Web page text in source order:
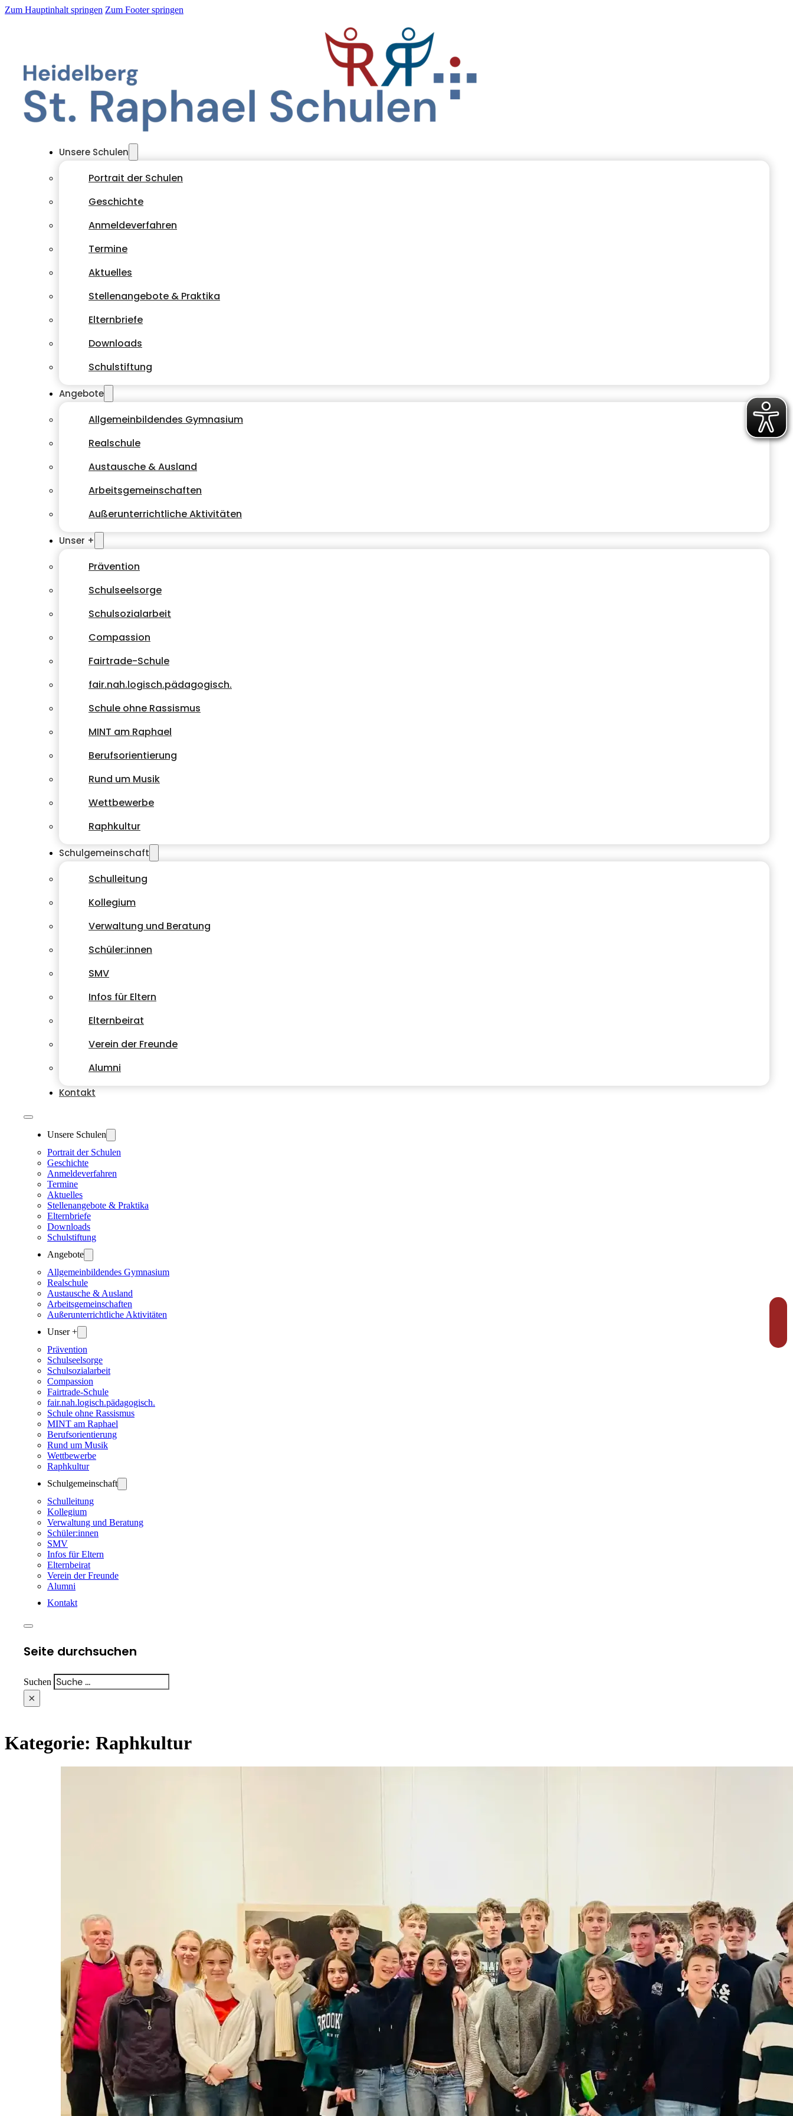
Zum Hauptinhalt springen Zum Footer springen
Unsere Schulen
Portrait der Schulen
Geschichte
Anmeldeverfahren
Termine
Aktuelles
Stellenangebote & Praktika
Elternbriefe
Downloads
Schulstiftung
Angebote
Allgemeinbildendes Gymnasium
Realschule
Austausche & Ausland
Arbeitsgemeinschaften
Außerunterrichtliche Aktivitäten
Unser +
Prävention
Schulseelsorge
Schulsozialarbeit
Compassion
Fairtrade-Schule
fair.nah.logisch.pädagogisch.
Schule ohne Rassismus
MINT am Raphael
Berufsorientierung
Rund um Musik
Wettbewerbe
Raphkultur
Schulgemeinschaft
Schulleitung
Kollegium
Verwaltung und Beratung
Schüler:innen
SMV
Infos für Eltern
Elternbeirat
Verein der Freunde
Alumni
Kontakt
Unsere Schulen
Portrait der Schulen
Geschichte
Anmeldeverfahren
Termine
Aktuelles
Stellenangebote & Praktika
Elternbriefe
Downloads
Schulstiftung
Angebote
Allgemeinbildendes Gymnasium
Realschule
Austausche & Ausland
Arbeitsgemeinschaften
Außerunterrichtliche Aktivitäten
Unser +
Prävention
Schulseelsorge
Schulsozialarbeit
Compassion
Fairtrade-Schule
fair.nah.logisch.pädagogisch.
Schule ohne Rassismus
MINT am Raphael
Berufsorientierung
Rund um Musik
Wettbewerbe
Raphkultur
Schulgemeinschaft
Schulleitung
Kollegium
Verwaltung und Beratung
Schüler:innen
SMV
Infos für Eltern
Elternbeirat
Verein der Freunde
Alumni
Kontakt
Seite durchsuchen
Suchen
×
Kategorie: Raphkultur